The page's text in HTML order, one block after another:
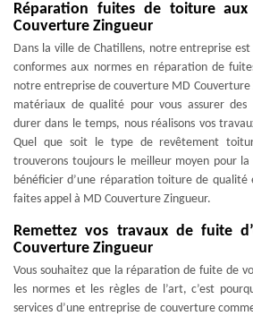
Réparation fuites de toiture
Couverture Zingueur
Dans la ville de Chatillens, notre entreprise
conformes aux normes en réparation de
notre entreprise de couverture MD Couverture
matériaux de qualité pour vous assurer
durer dans le temps, nous réalisons vos
Quel que soit le type de revêtement
trouverons toujours le meilleur moyen pour
bénéficier d’une réparation toiture de qualité
faites appel à MD Couverture Zingueur.
Remettez vos travaux de fuite
Couverture Zingueur
Vous souhaitez que la réparation de fuite de
les normes et les règles de l’art, c’est
services d’une entreprise de couverture